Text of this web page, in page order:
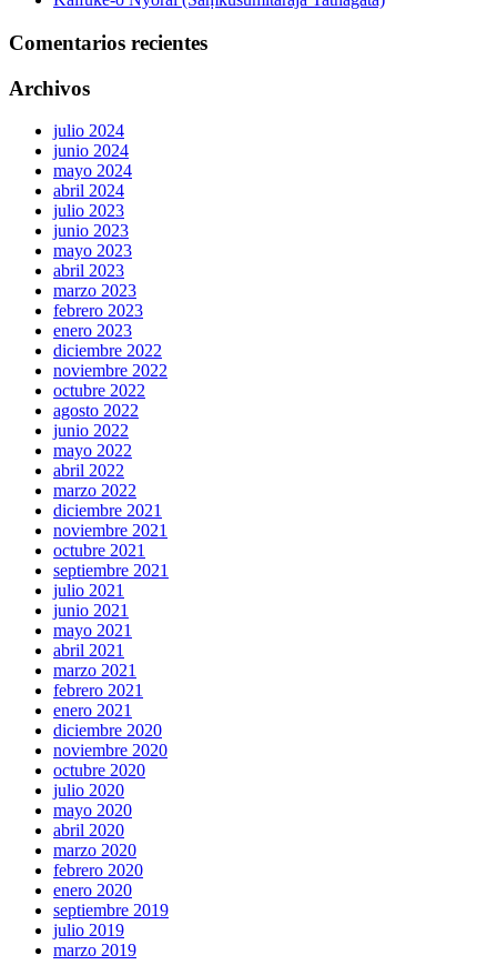
Comentarios recientes
Archivos
julio 2024
junio 2024
mayo 2024
abril 2024
julio 2023
junio 2023
mayo 2023
abril 2023
marzo 2023
febrero 2023
enero 2023
diciembre 2022
noviembre 2022
octubre 2022
agosto 2022
junio 2022
mayo 2022
abril 2022
marzo 2022
diciembre 2021
noviembre 2021
octubre 2021
septiembre 2021
julio 2021
junio 2021
mayo 2021
abril 2021
marzo 2021
febrero 2021
enero 2021
diciembre 2020
noviembre 2020
octubre 2020
julio 2020
mayo 2020
abril 2020
marzo 2020
febrero 2020
enero 2020
septiembre 2019
julio 2019
marzo 2019